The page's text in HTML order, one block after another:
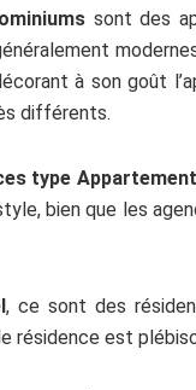
sont des
à son goût
différents.
type
bien que les
, ce sont des
résidence est